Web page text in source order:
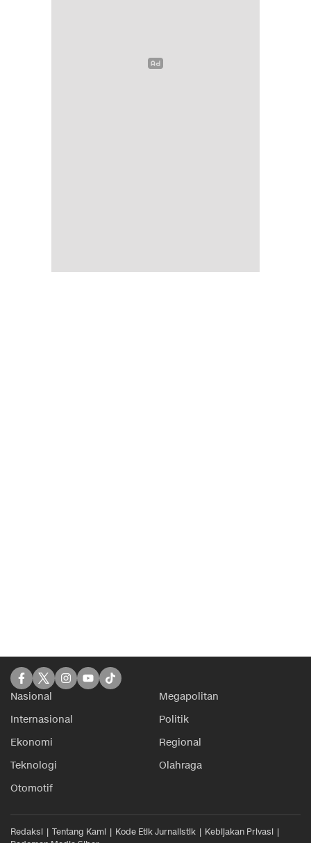
Nasional
Megapolitan
Internasional
Politik
Ekonomi
Regional
Teknologi
Olahraga
Otomotif
Redaksi Tentang Kami Kode Etik Jurnalistik
Kebijakan Privasi